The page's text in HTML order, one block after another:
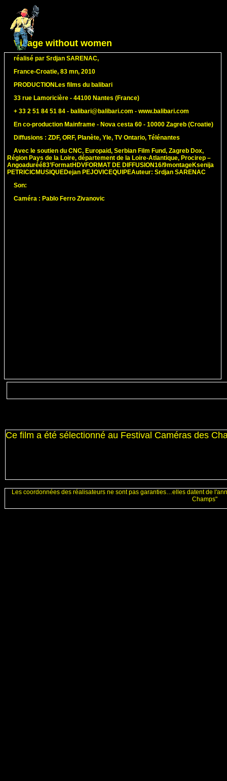
Les coordonnées des réalisateurs ne sont pas garanties…elles datent de
Champs"
Village without women
réalisé par Srdjan SARENAC,
France-Croatie, 83 mn, 2010
PRODUCTIONLes films du balibari
33 rue Lamoricière - 44100 Nantes (France)
+ 33 2 51 84 51 84 - balibari@balibari.com - www.balibari.com
En co-production Mainframe - Nova cesta 60 - 10000 Zagreb (Croatie)
Diffusions : ZDF, ORF, Planète, Yle, TV Ontario, Télénantes
Avec le soutien du CNC, Europaid, Serbian Film Fund, Zagreb Dox,
Région Pays de la Loire, département de la Loire-Atlantique, Procirep –
Angoaduréé83’FormatHDVFORMAT DE DIFFUSION16/9montageKsenija
PETRICICMUSIQUEDejan PEJOVICEQUIPEAuteur: Srdjan SARENAC
Son:
Caméra : Pablo Ferro Zivanovic
Ce film a été sélectionné au Festival Caméras des